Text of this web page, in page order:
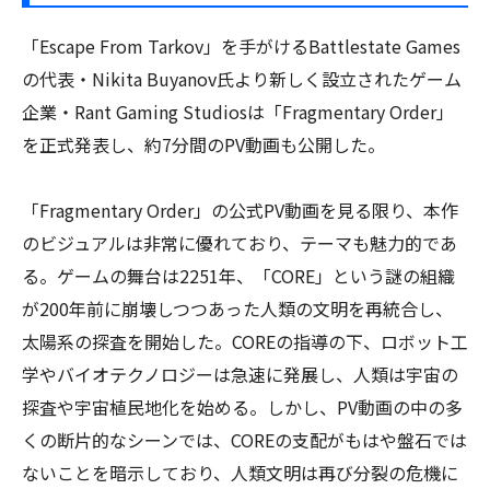
「Escape From Tarkov」を手がけるBattlestate Games
の代表・Nikita Buyanov氏より新しく設立されたゲーム
企業・Rant Gaming Studiosは「Fragmentary Order」
を正式発表し、約7分間のPV動画も公開した。
「Fragmentary Order」の公式PV動画を見る限り、本作
のビジュアルは非常に優れており、テーマも魅力的であ
る。ゲームの舞台は2251年、「CORE」という謎の組織
が200年前に崩壊しつつあった人類の文明を再統合し、
太陽系の探査を開始した。COREの指導の下、ロボット工
学やバイオテクノロジーは急速に発展し、人類は宇宙の
探査や宇宙植民地化を始める。しかし、PV動画の中の多
くの断片的なシーンでは、COREの支配がもはや盤石では
ないことを暗示しており、人類文明は再び分裂の危機に